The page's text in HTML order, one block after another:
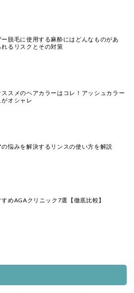
脱毛に使用する麻酔にはどんなものがあ
れるリスクとその対策
ススメのヘアカラーはコレ！アッシュカラー
オシャレ
の悩みを解決するリンスの使い方を解説
めAGAクリニック7選【徹底比較】